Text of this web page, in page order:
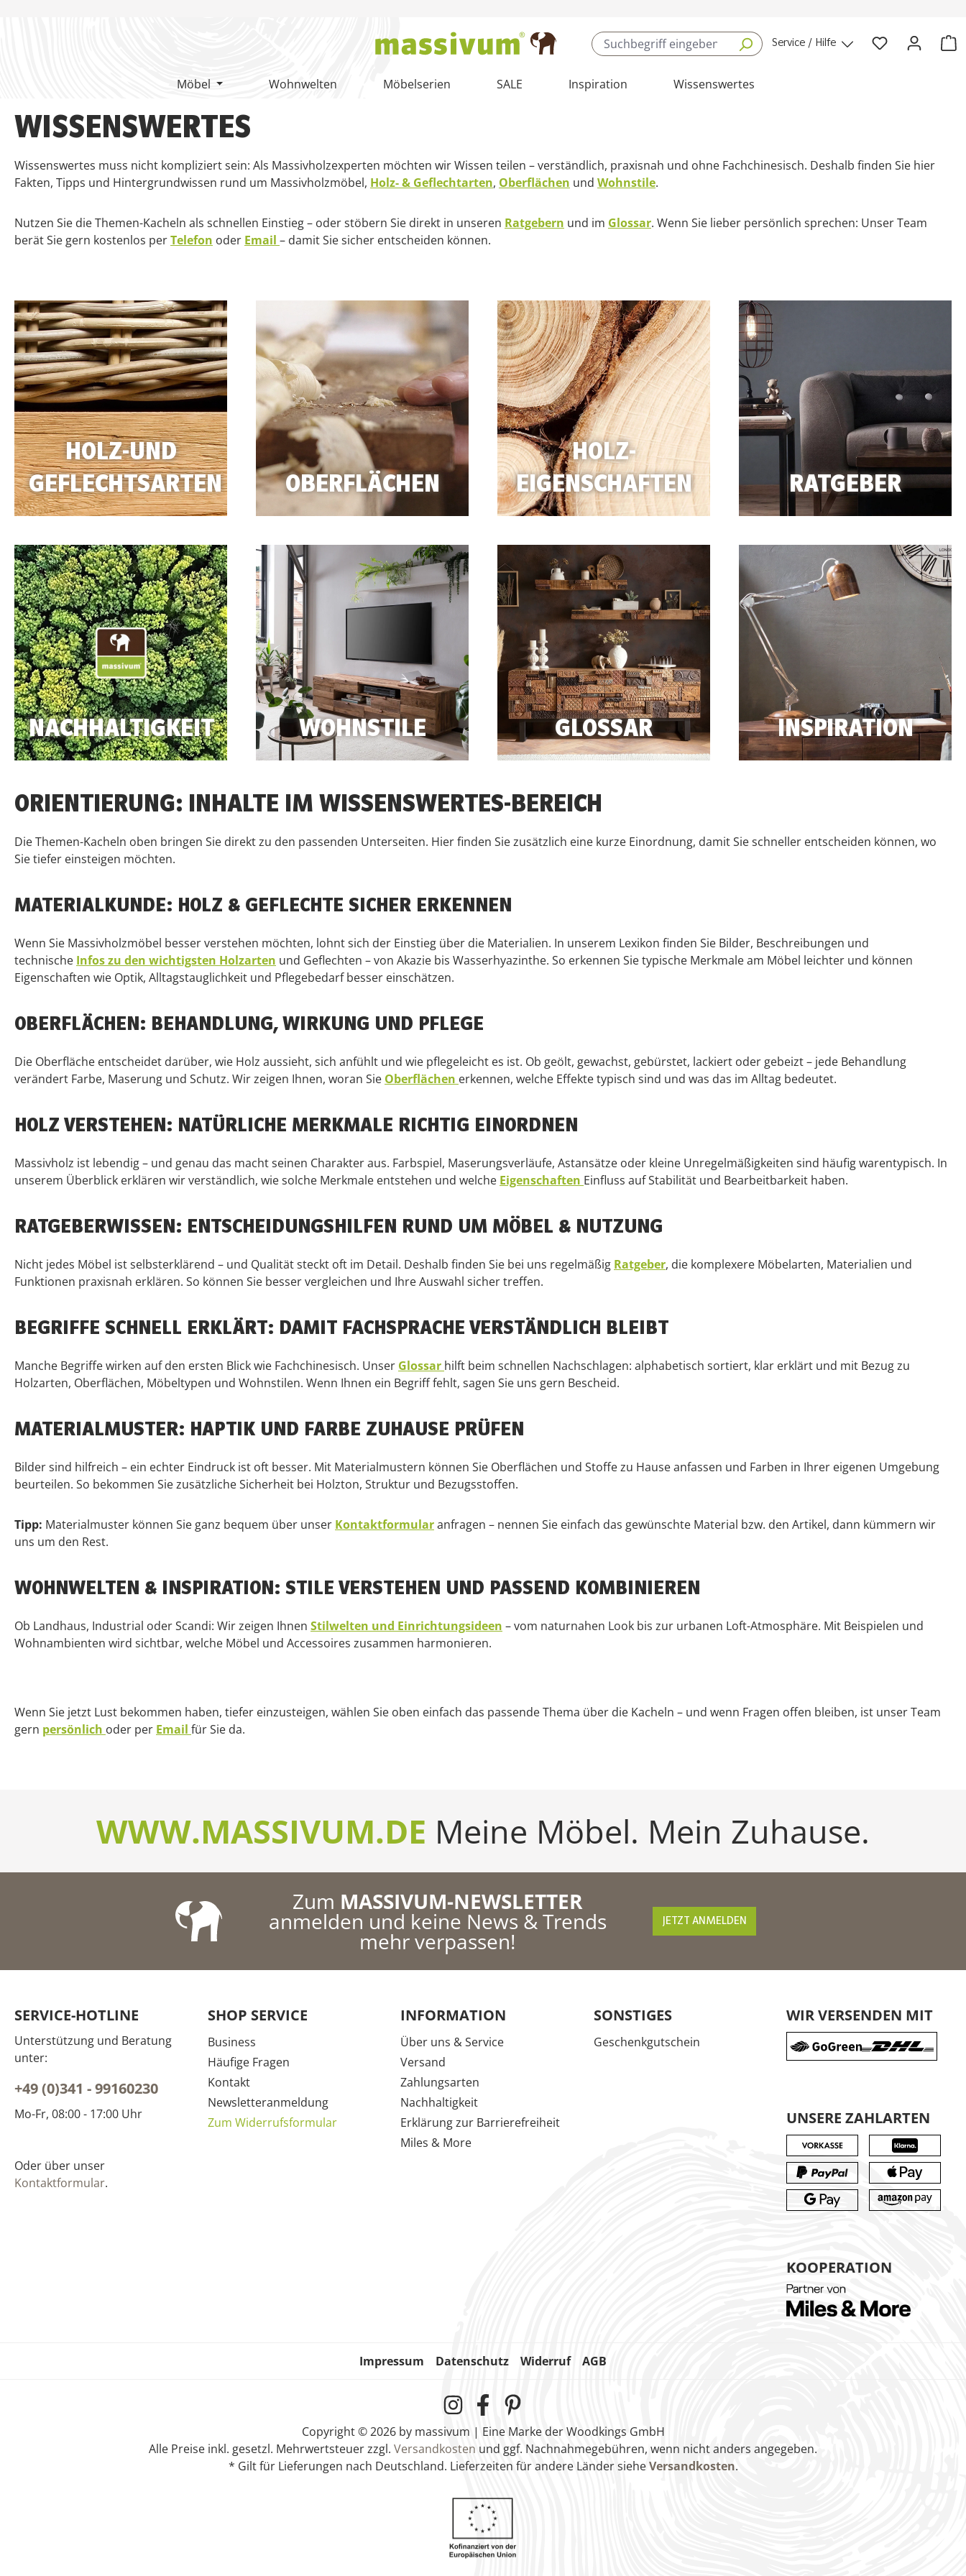
Service / Hilfe
Möbel Wohnwelten Möbelserien SALE Inspiration Wissenswertes
WISSENSWERTES
Wissenswertes muss nicht kompliziert sein: Als Massivholzexperten möchten wir Wissen teilen – verständlich, praxisnah und ohne Fachchinesisch. Deshalb finden Sie hier
Fakten, Tipps und Hintergrundwissen rund um Massivholzmöbel, Holz- & Geflechtarten, Oberflächen und Wohnstile.
Nutzen Sie die Themen-Kacheln als schnellen Einstieg – oder stöbern Sie direkt in unseren Ratgebern und im Glossar. Wenn Sie lieber persönlich sprechen: Unser Team
berät Sie gern kostenlos perTelefon oder Email – damit Sie sicher entscheiden können.
HOLZ-UND
GEFLECHTSARTEN
OBERFLÄCHEN
HOLZ-
EIGENSCHAFTEN
RATGEBER
NACHHALTIGKEIT WOHNSTILE GLOSSAR INSPIRATION
ORIENTIERUNG: INHALTE IM WISSENSWERTES-BEREICH
Die Themen-Kacheln oben bringen Sie direkt zu den passenden Unterseiten. Hier finden Sie zusätzlich eine kurze Einordnung, damit Sie schneller entscheiden können, wo
Sie tiefer einsteigen möchten.
MATERIALKUNDE: HOLZ & GEFLECHTE SICHER ERKENNEN
Wenn Sie Massivholzmöbel besser verstehen möchten, lohnt sich der Einstieg über die Materialien. In unserem Lexikon finden Sie Bilder, Beschreibungen und
technische Infos zu den wichtigsten Holzarten und Geflechten – von Akazie bis Wasserhyazinthe. So erkennen Sie typische Merkmale am Möbel leichter und können
Eigenschaften wie Optik, Alltagstauglichkeit und Pflegebedarf besser einschätzen.
OBERFLÄCHEN: BEHANDLUNG, WIRKUNG UND PFLEGE
Die Oberfläche entscheidet darüber, wie Holz aussieht, sich anfühlt und wie pflegeleicht es ist. Ob geölt, gewachst, gebürstet, lackiert oder gebeizt – jede Behandlung
verändert Farbe, Maserung und Schutz. Wir zeigen Ihnen, woran Sie Oberflächen erkennen, welche Effekte typisch sind und was das im Alltag bedeutet.
HOLZ VERSTEHEN: NATÜRLICHE MERKMALE RICHTIG EINORDNEN
Massivholz ist lebendig – und genau das macht seinen Charakter aus. Farbspiel, Maserungsverläufe, Astansätze oder kleine Unregelmäßigkeiten sind häufig warentypisch. In
unserem Überblick erklären wir verständlich, wie solche Merkmale entstehen und welche Eigenschaften Einfluss auf Stabilität und Bearbeitbarkeit haben.
RATGEBERWISSEN: ENTSCHEIDUNGSHILFEN RUND UM MÖBEL & NUTZUNG
Nicht jedes Möbel ist selbsterklärend – und Qualität steckt oft im Detail. Deshalb finden Sie bei uns regelmäßig Ratgeber, die komplexere Möbelarten, Materialien und
Funktionen praxisnah erklären. So können Sie besser vergleichen und Ihre Auswahl sicher treffen.
BEGRIFFE SCHNELL ERKLÄRT: DAMIT FACHSPRACHE VERSTÄNDLICH BLEIBT
Manche Begriffe wirken auf den ersten Blick wie Fachchinesisch. Unser Glossar hilft beim schnellen Nachschlagen: alphabetisch sortiert, klar erklärt und mit Bezug zu
Holzarten, Oberflächen, Möbeltypen und Wohnstilen. Wenn Ihnen ein Begriff fehlt, sagen Sie uns gern Bescheid.
MATERIALMUSTER: HAPTIK UND FARBE ZUHAUSE PRÜFEN
Bilder sind hilfreich – ein echter Eindruck ist oft besser. Mit Materialmustern können Sie Oberflächen und Stoffe zu Hause anfassen und Farben in Ihrer eigenen Umgebung
beurteilen. So bekommen Sie zusätzliche Sicherheit bei Holzton, Struktur und Bezugsstoffen.
Tipp: Materialmuster können Sie ganz bequem über unser Kontaktformularanfragen – nennen Sie einfach das gewünschte Material bzw. den Artikel, dann kümmern wir
uns um den Rest.
WOHNWELTEN & INSPIRATION: STILE VERSTEHEN UND PASSEND KOMBINIEREN
Ob Landhaus, Industrial oder Scandi: Wir zeigen Ihnen Stilwelten und Einrichtungsideen – vom naturnahen Look bis zur urbanen Loft-Atmosphäre. Mit Beispielen und
Wohnambienten wird sichtbar, welche Möbel und Accessoires zusammen harmonieren.
Wenn Sie jetzt Lust bekommen haben, tiefer einzusteigen, wählen Sie oben einfach das passende Thema über die Kacheln – und wenn Fragen offen bleiben, ist unser Team
gern persönlich oder per Email für Sie da.
WWW.MASSIVUM.DE Meine Möbel. Mein Zuhause.
Zum MASSIVUM-NEWSLETTER
anmelden und keine News & Trends
mehr verpassen!
JETZT ANMELDEN
SERVICE-HOTLINE
Unterstützung und Beratung
unter:
+49 (0)341 - 99160230
Mo-Fr, 08:00 - 17:00 Uhr
Oder über unser
Kontaktformular.
SHOP SERVICE
Business
Häufige Fragen
Kontakt
Newsletteranmeldung
Zum Widerrufsformular
INFORMATION
Über uns & Service
Versand
Zahlungsarten
Nachhaltigkeit
Erklärung zur Barrierefreiheit
Miles & More
SONSTIGES
Geschenkgutschein
WIR VERSENDEN MIT
UNSERE ZAHLARTEN
KOOPERATION
Impressum Datenschutz Widerruf AGB
Copyright © 2026 by massivum | Eine Marke der Woodkings GmbH
Alle Preise inkl. gesetzl. Mehrwertsteuer zzgl. Versandkosten und ggf. Nachnahmegebühren, wenn nicht anders angegeben.
* Gilt für Lieferungen nach Deutschland. Lieferzeiten für andere Länder sieheVersandkosten.